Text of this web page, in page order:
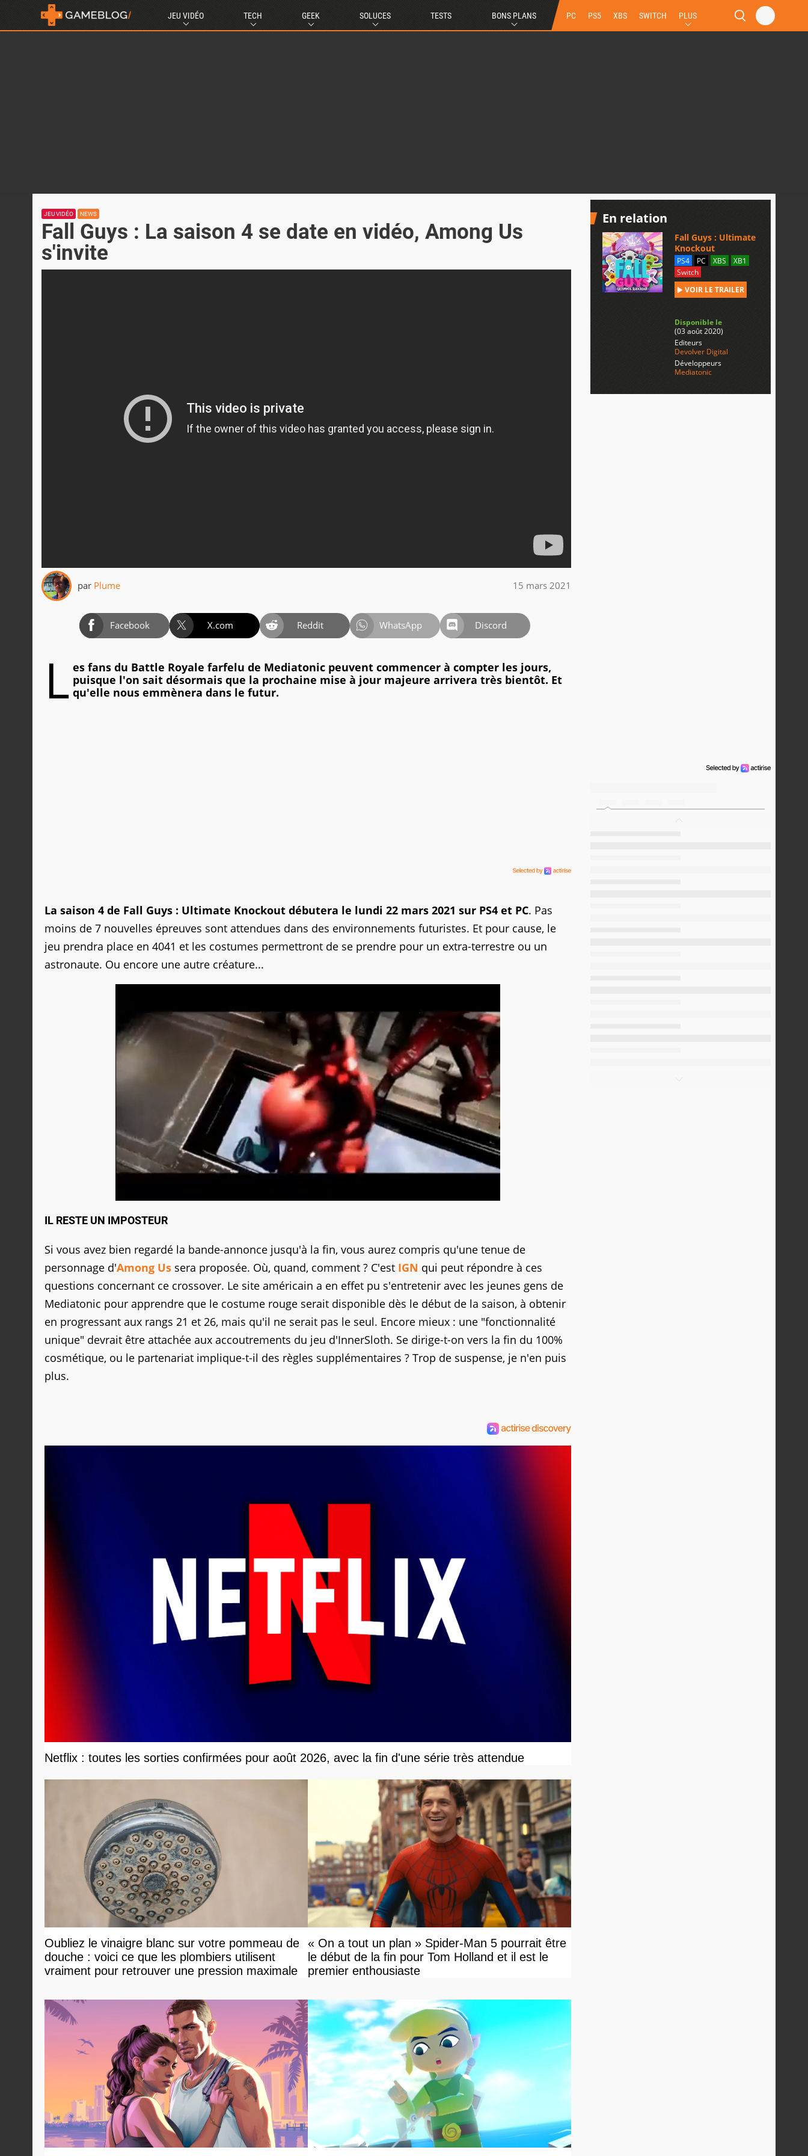
JEU VIDÉO TECH GEEK SOLUCES TESTS BONS PLANS PC PS5 XBS SWITCH PLUS
JEU VIDÉO NEWS
Fall Guys : La saison 4 se date en vidéo, Among Us
s'invite
par Plume 15 mars 2021
Facebook X.com Reddit WhatsApp Discord
L es fans du Battle Royale farfelu de Mediatonic peuvent commencer à compter les jours,
puisque l'on sait désormais que la prochaine mise à jour majeure arrivera très bientôt. Et
qu'elle nous emmènera dans le futur.
La saison 4 de Fall Guys : Ultimate Knockout débutera le lundi 22 mars 2021 sur PS4 et PC. Pas
moins de 7 nouvelles épreuves sont attendues dans des environnements futuristes. Et pour cause, le
jeu prendra place en 4041 et les costumes permettront de se prendre pour un extra-terrestre ou un
astronaute. Ou encore une autre créature...
IL RESTE UN IMPOSTEUR
Si vous avez bien regardé la bande-annonce jusqu'à la fin, vous aurez compris qu'une tenue de
personnage d'Among Us sera proposée. Où, quand, comment ? C'est IGN qui peut répondre à ces
questions concernant ce crossover. Le site américain a en effet pu s'entretenir avec les jeunes gens de
Mediatonic pour apprendre que le costume rouge serait disponible dès le début de la saison, à obtenir
en progressant aux rangs 21 et 26, mais qu'il ne serait pas le seul. Encore mieux : une "fonctionnalité
unique" devrait être attachée aux accoutrements du jeu d'InnerSloth. Se dirige-t-on vers la fin du 100%
cosmétique, ou le partenariat implique-t-il des règles supplémentaires ? Trop de suspense, je n'en puis
plus.
Netflix : toutes les sorties confirmées pour août 2026, avec la fin d'une série très attendue
Oubliez le vinaigre blanc sur votre pommeau de
douche : voici ce que les plombiers utilisent
vraiment pour retrouver une pression maximale
« On a tout un plan » Spider-Man 5 pourrait être
le début de la fin pour Tom Holland et il est le
premier enthousiaste
En relation
Fall Guys : Ultimate
Knockout
PS4 PC XBS
XB1
Switch
VOIR LE TRAILER
Disponible le
(03 août 2020)
Editeurs
Devolver Digital
Développeurs
Mediatonic